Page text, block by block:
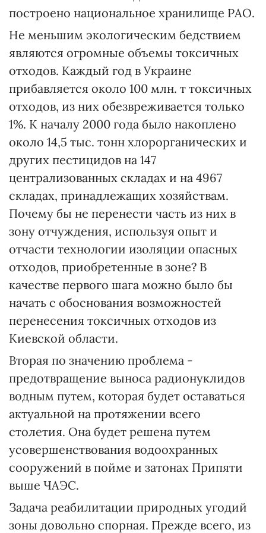
построено национальное хранилище РАО.
Не меньшим экологическим бедствием
являются огромные объемы токсичных
отходов. Каждый год в Украине
прибавляется около 100 млн. т токсичных
отходов, из них обезвреживается только
1%. К началу 2000 года было накоплено
около 14,5 тыс. тонн хлорорганических и
других пестицидов на 147
централизованных складах и на 4967
складах, принадлежащих хозяйствам.
Почему бы не перенести часть из них в
зону отчуждения, используя опыт и
отчасти технологии изоляции опасных
отходов, приобретенные в зоне? В
качестве первого шага можно было бы
начать с обоснования возможностей
перенесения токсичных отходов из
Киевской области.
Вторая по значению проблема -
предотвращение выноса радионуклидов
водным путем, которая будет оставаться
актуальной на протяжении всего
столетия. Она будет решена путем
усовершенствования водоохранных
сооружений в пойме и затонах Припяти
выше ЧАЭС.
Задача реабилитации природных угодий
зоны довольно спорная. Прежде всего, из